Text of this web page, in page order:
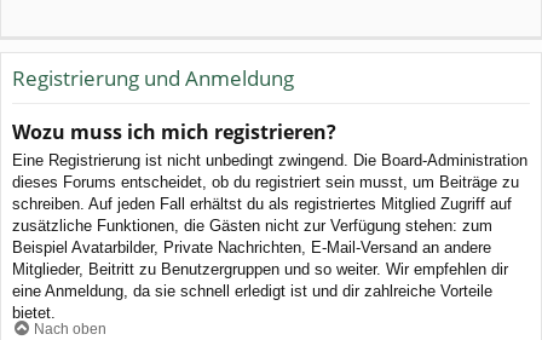
Registrierung und Anmeldung
Wozu muss ich mich registrieren?
Eine Registrierung ist nicht unbedingt zwingend. Die Board-Administration
dieses Forums entscheidet, ob du registriert sein musst, um Beiträge zu
schreiben. Auf jeden Fall erhältst du als registriertes Mitglied Zugriff auf
zusätzliche Funktionen, die Gästen nicht zur Verfügung stehen: zum
Beispiel Avatarbilder, Private Nachrichten, E-Mail-Versand an andere
Mitglieder, Beitritt zu Benutzergruppen und so weiter. Wir empfehlen dir
eine Anmeldung, da sie schnell erledigt ist und dir zahlreiche Vorteile
bietet.
Nach oben